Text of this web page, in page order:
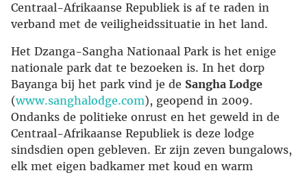
Centraal-Afrikaanse Republiek is af te raden in
verband met de veiligheidssituatie in het land.
Het Dzanga-Sangha Nationaal Park is het enige
nationale park dat te bezoeken is. In het dorp
Bayanga bij het park vind je de Sangha Lodge
(www.sanghalodge.com), geopend in 2009.
Ondanks de politieke onrust en het geweld in de
Centraal-Afrikaanse Republiek is deze lodge
sindsdien open gebleven. Er zijn zeven bungalows,
elk met eigen badkamer met koud en warm